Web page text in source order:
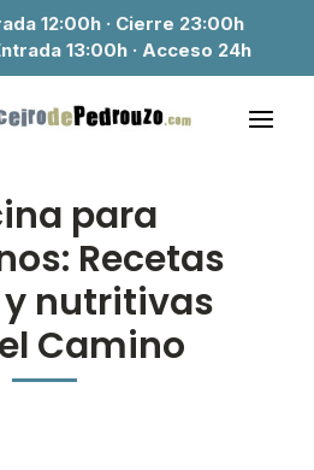
12:00h · Cierre 23:00h
13:00h · Acceso 24h
para
Recetas
nutritivas
Camino